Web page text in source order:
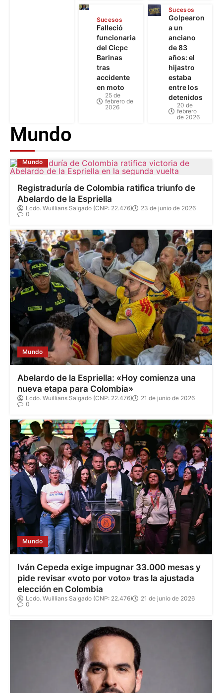
Sucesos
Falleció
funcionaria
del Cicpc
Barinas
tras
accidente
en moto
25 de
febrero de
2026
Sucesos
Golpearon
a un
anciano
de 83
años: el
hijastro
estaba
entre los
detenidos
20 de
febrero
de 2026
Mundo
Mundo
Registraduría de Colombia ratifica triunfo de
Abelardo de la Espriella
Lcdo. Wuillians Salgado (CNP: 22.476)
23 de junio de 2026
0
Mundo
Abelardo de la Espriella: «Hoy comienza una
nueva etapa para Colombia»
Lcdo. Wuillians Salgado (CNP: 22.476)
21 de junio de 2026
0
Mundo
Iván Cepeda exige impugnar 33.000 mesas y
pide revisar «voto por voto» tras la ajustada
elección en Colombia
Lcdo. Wuillians Salgado (CNP: 22.476)
21 de junio de 2026
0